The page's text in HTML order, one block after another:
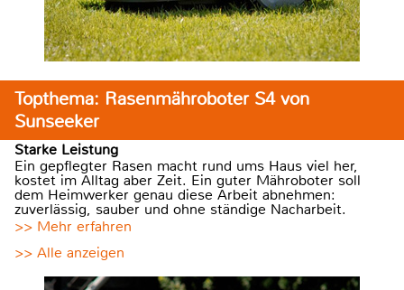
Topthema: Rasenmähroboter S4 von
Sunseeker
Starke Leistung
Ein gepflegter Rasen macht rund ums Haus viel her,
kostet im Alltag aber Zeit. Ein guter Mähroboter soll
dem Heimwerker genau diese Arbeit abnehmen:
zuverlässig, sauber und ohne ständige Nacharbeit.
>> Mehr erfahren
>> Alle anzeigen